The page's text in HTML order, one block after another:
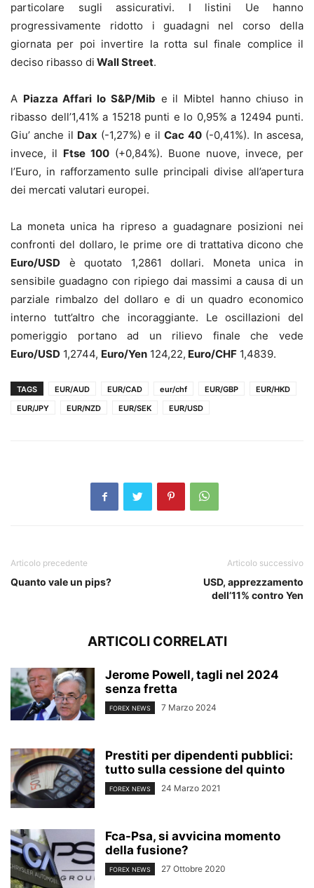
particolare sugli assicurativi. I listini Ue hanno
progressivamente ridotto i guadagni nel corso della
giornata per poi invertire la rotta sul finale complice il
deciso ribasso di Wall Street.
A Piazza Affari lo S&P/Mib e il Mibtel hanno chiuso in
ribasso dell’1,41% a 15218 punti e lo 0,95% a 12494 punti.
Giu’ anche il Dax (-1,27%) e ilCac 40(-0,41%). In ascesa,
invece, il Ftse 100 (+0,84%). Buone nuove, invece, per
l’Euro, in rafforzamento sulle principali divise all’apertura
dei mercati valutari europei.
La moneta unica ha ripreso a guadagnare posizioni nei
confronti del dollaro, le prime ore di trattativa dicono che
Euro/USD è quotato 1,2861 dollari. Moneta unica in
sensibile guadagno con ripiego dai massimi a causa di un
parziale rimbalzo del dollaro e di un quadro economico
interno tutt’altro che incoraggiante. Le oscillazioni del
pomeriggio portano ad un rilievo finale che vede
Euro/USD 1,2744, Euro/Yen 124,22, Euro/CHF 1,4839.
TAGS EUR/AUD EUR/CAD eur/chf EUR/GBP
EUR/HKD
EUR/JPY
EUR/NZD EUR/SEK EUR/USD
Articolo precedente
Quanto vale un pips?
Articolo successivo
USD, apprezzamento
dell’11% contro Yen
ARTICOLI CORRELATI
Jerome Powell, tagli nel 2024
senza fretta
FOREX NEWS 7 Marzo 2024
Prestiti per dipendenti pubblici:
tutto sulla cessione del quinto
FOREX NEWS 24 Marzo 2021
Fca-Psa, si avvicina momento
della fusione?
FOREX NEWS 27 Ottobre 2020